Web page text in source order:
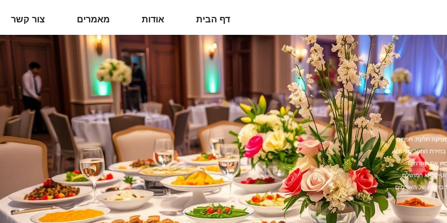
דף הבית אודות מאמרים צור קשר
חלקה. תפריט
בחירת התפריט הנכון
את הגורמים
המושלם.
בזיכרון של האורחים